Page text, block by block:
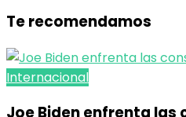
Te recomendamos
Internacional